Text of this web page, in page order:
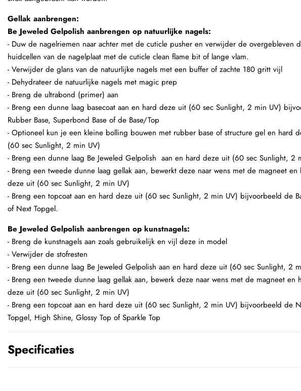
Gellak aanbrengen:
Be Jeweled Gelpolish aanbrengen op natuurlijke nagels:
- Duw de nagelriemen naar achter met de cuticle pusher en verwijder de overgebleven
huidcellen van de nagelplaat met de cuticle clean flame bit of lange vlam.
- Verwijder de glans van de natuurlijke nagels met een buffer of zachte 180 gritt vijl
- Dehydrateer de natuurlijke nagels met magic prep
- Breng de ultrabond (primer) aan
- Breng een dunne laag basecoat aan en hard deze uit (60 sec Sunlight, 2 min UV)
Rubber Base, Superbond Base of de Base/Top
- Optioneel kun je een kleine bolling bouwen met rubber base of structure gel en hard
(60 sec Sunlight, 2 min UV)
- Breng een dunne laag Be Jeweled Gelpolish aan en hard deze uit (60 sec Sunlight, 2
- Breng een tweede dunne laag gellak aan, bewerkt deze naar wens met de magneet en
deze uit (60 sec Sunlight, 2 min UV)
- Breng een topcoat aan en hard deze uit (60 sec Sunlight, 2 min UV) bijvoorbeeld de
of Next Topgel.
Be Jeweled Gelpolish aanbrengen op kunstnagels:
- Breng de kunstnagels aan zoals gebruikelijk en vijl deze in model
- Verwijder de stofresten
- Breng een dunne laag Be Jeweled Gelpolish aan en hard deze uit (60 sec Sunlight, 2
- Breng een tweede dunne laag gellak aan, bewerk deze naar wens met de magneet en
deze uit (60 sec Sunlight, 2 min UV)
- Breng een topcoat aan en hard deze uit (60 sec Sunlight, 2 min UV) bijvoorbeeld de
Topgel, High Shine, Glossy Top of Sparkle Top
Specificaties